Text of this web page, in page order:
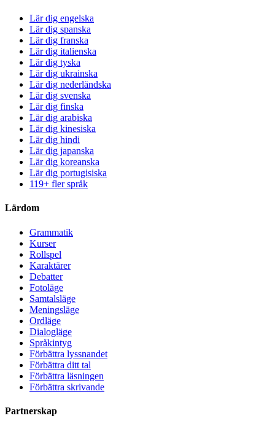
Lär dig engelska
Lär dig spanska
Lär dig franska
Lär dig italienska
Lär dig tyska
Lär dig ukrainska
Lär dig nederländska
Lär dig svenska
Lär dig finska
Lär dig arabiska
Lär dig kinesiska
Lär dig hindi
Lär dig japanska
Lär dig koreanska
Lär dig portugisiska
119+ fler språk
Lärdom
Grammatik
Kurser
Rollspel
Karaktärer
Debatter
Fotoläge
Samtalsläge
Meningsläge
Ordläge
Dialogläge
Språkintyg
Förbättra lyssnandet
Förbättra ditt tal
Förbättra läsningen
Förbättra skrivande
Partnerskap